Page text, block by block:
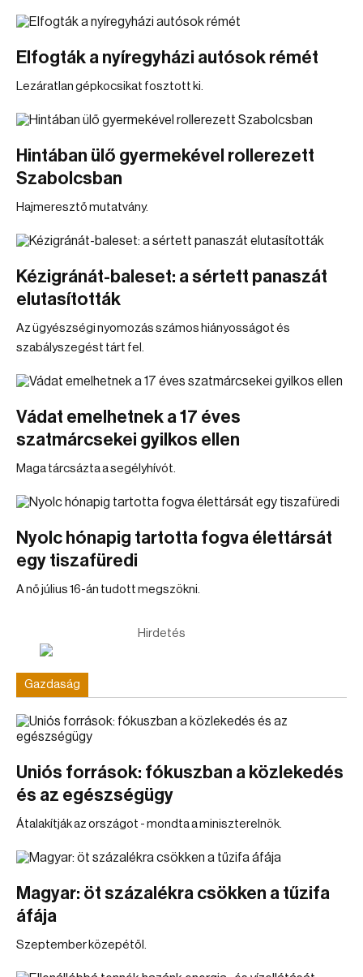
Elfogták a nyíregyházi autósok rémét
Lezáratlan gépkocsikat fosztott ki.
Hintában ülő gyermekével rollerezett
Szabolcsban
Hajmeresztő mutatvány.
Kézigránát-baleset: a sértett panaszát
elutasították
Az ügyészségi nyomozás számos hiányosságot és
szabályszegést tárt fel.
Vádat emelhetnek a 17 éves
szatmárcsekei gyilkos ellen
Maga tárcsázta a segélyhívót.
Nyolc hónapig tartotta fogva élettársát
egy tiszafüredi
A nő július 16-án tudott megszökni.
Hirdetés
Gazdaság
Uniós források: fókuszban a közlekedés
és az egészségügy
Átalakítják az országot - mondta a miniszterelnök.
Magyar: öt százalékra csökken a tűzifa
áfája
Szeptember közepétől.